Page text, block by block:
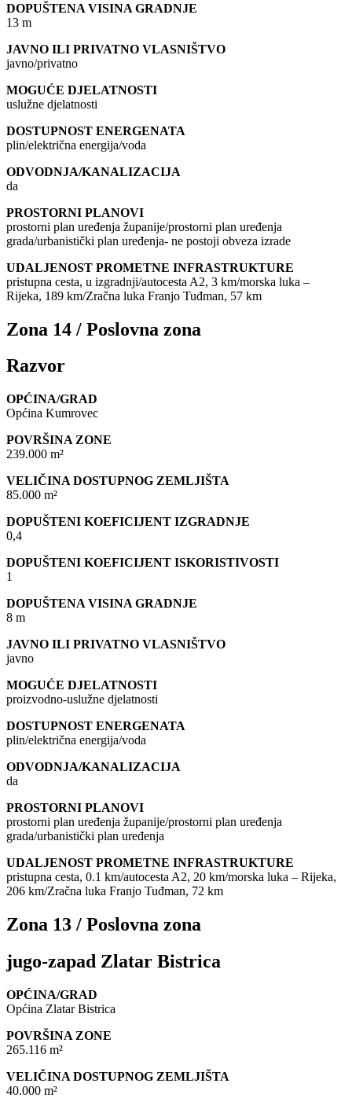
DOPUŠTENA VISINA GRADNJE
13 m
JAVNO ILI PRIVATNO VLASNIŠTVO
javno/privatno
MOGUĆE DJELATNOSTI
uslužne djelatnosti
DOSTUPNOST ENERGENATA
plin/električna energija/voda
ODVODNJA/KANALIZACIJA
da
PROSTORNI PLANOVI
prostorni plan uređenja županije/prostorni plan uređenja
grada/urbanistički plan uređenja- ne postoji obveza izrade
UDALJENOST PROMETNE INFRASTRUKTURE
pristupna cesta, u izgradnji/autocesta A2, 3 km/morska luka –
Rijeka, 189 km/Zračna luka Franjo Tuđman, 57 km
Zona 14 / Poslovna zona
Razvor
OPĆINA/GRAD
Općina Kumrovec
POVRŠINA ZONE
239.000 m²
VELIČINA DOSTUPNOG ZEMLJIŠTA
85.000 m²
DOPUŠTENI KOEFICIJENT IZGRADNJE
0,4
DOPUŠTENI KOEFICIJENT ISKORISTIVOSTI
1
DOPUŠTENA VISINA GRADNJE
8 m
JAVNO ILI PRIVATNO VLASNIŠTVO
javno
MOGUĆE DJELATNOSTI
proizvodno-uslužne djelatnosti
DOSTUPNOST ENERGENATA
plin/električna energija/voda
ODVODNJA/KANALIZACIJA
da
PROSTORNI PLANOVI
prostorni plan uređenja županije/prostorni plan uređenja
grada/urbanistički plan uređenja
UDALJENOST PROMETNE INFRASTRUKTURE
pristupna cesta, 0.1 km/autocesta A2, 20 km/morska luka – Rijeka,
206 km/Zračna luka Franjo Tuđman, 72 km
Zona 13 / Poslovna zona
jugo-zapad Zlatar Bistrica
OPĆINA/GRAD
Općina Zlatar Bistrica
POVRŠINA ZONE
265.116 m²
VELIČINA DOSTUPNOG ZEMLJIŠTA
40.000 m²